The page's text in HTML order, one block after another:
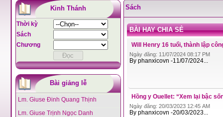
Kinh Thánh
Thời kỳ
Sách
Chương
Bài giảng lễ
Lm. Giuse Đinh Quang Thịnh
Lm. Giuse Trịnh Ngọc Danh
Sách
BÀI HAY CHIA SẺ
Will Henry 16 tuổi, thành lập
Ngày đăng: 11/07/2024 08:17 PM
By phanxicovn -11/07/2024...
Hồng y Ouellet: “Xem lại bậc
Ngày đăng: 20/03/2023 12:45 AM
By phanxicovn -20/03/2023...